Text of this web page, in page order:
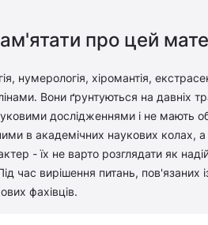
про цей
нумерологія, хіромантія,
Вони ґрунтуються на давніх
дослідженнями і не мають
в академічних наукових колах,
- їх не варто розглядати як
час вирішення питань,
фахівців.